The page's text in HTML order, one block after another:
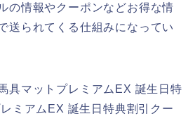
の情報やクーポンなどお得な情
送られてくる仕組みになってい
具マットプレミアムEX 誕生日特
ミアムEX 誕生日特典割引クー